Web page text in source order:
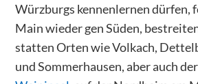
Würzburgs kennenlernen dürfen,
Main wieder gen Süden,
statten Orten wie Volkach,
und Sommerhausen, aber auch